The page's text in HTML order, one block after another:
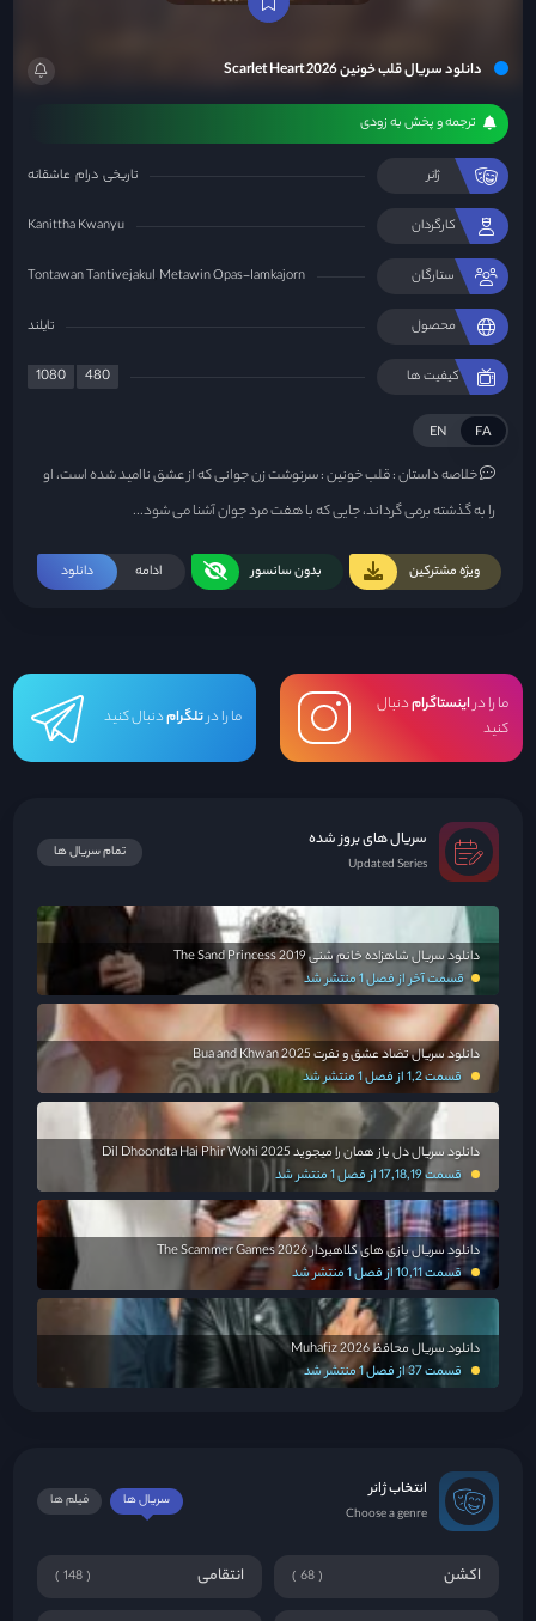
دانلود سریال قلب خونین Scarlet Heart 2026
ترجمه و پخش به زودی
ژانر تاریخی درام عاشقانه
کارگردان Kanittha Kwanyu
ستارگان Tontawan Tantivejakul Metawin Opas-Iamkajorn
محصول تایلند
کیفیت ها 1080 480
FA
EN
خلاصه داستان :قلب خونین : سرنوشت زن جوانی که از عشق ناامید شده است، او
را به گذشته برمی گرداند، جایی که با هفت مرد جوان آشنا می شود...
ادامه دانلود ویژه مشترکین بدون سانسور
ما را دراینستاگرامدنبال
کنید
ما را درتلگرامدنبال کنید
سریال های بروز شده
Updated Series
تمام سریال ها
دانلود سریال شاهزاده خانم شنی The Sand Princess 2019
قسمت آخر از فصل 1 منتشر شد
دانلود سریال تضاد عشق و نفرت Bua and Khwan 2025
قسمت 1,2 از فصل 1 منتشر شد
دانلود سریال دل باز همان را میجوید Dil Dhoondta Hai Phir Wohi 2025
قسمت 17,18,19 از فصل 1 منتشر شد
دانلود سریال بازی های کلاهبردار The Scammer Games 2026
قسمت 10,11 از فصل 1 منتشر شد
دانلود سریال محافظ Muhafiz 2026
قسمت 37 از فصل 1 منتشر شد
انتخاب ژانر
Choose a genre
فیلم ها سریال ها
اکشن 68 انتقامی 148